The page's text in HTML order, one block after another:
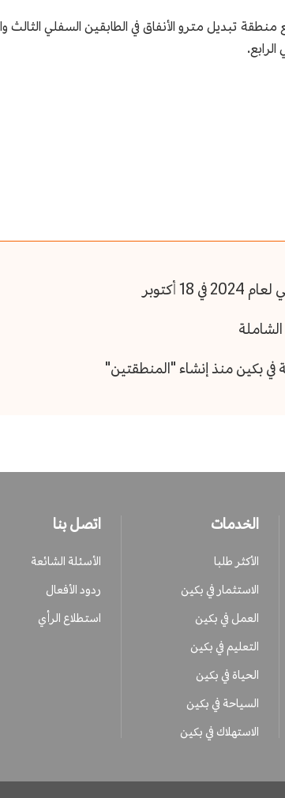
أكتوبر
الخدمات
الأكثر طلبا
الاستثمار في بكين
العمل في بكين
التعليم في بكين
الحياة في بكين
السياحة في بكين
الاستهلاك في بكين
اتصل بنا
الأسئلة الشائعة
ردود الأفعال
استطلاع الرأي